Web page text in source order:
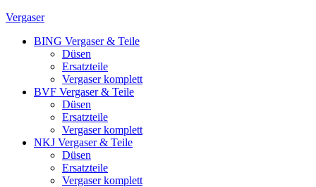
Vergaser
BING Vergaser & Teile
Düsen
Ersatzteile
Vergaser komplett
BVF Vergaser & Teile
Düsen
Ersatzteile
Vergaser komplett
NKJ Vergaser & Teile
Düsen
Ersatzteile
Vergaser komplett